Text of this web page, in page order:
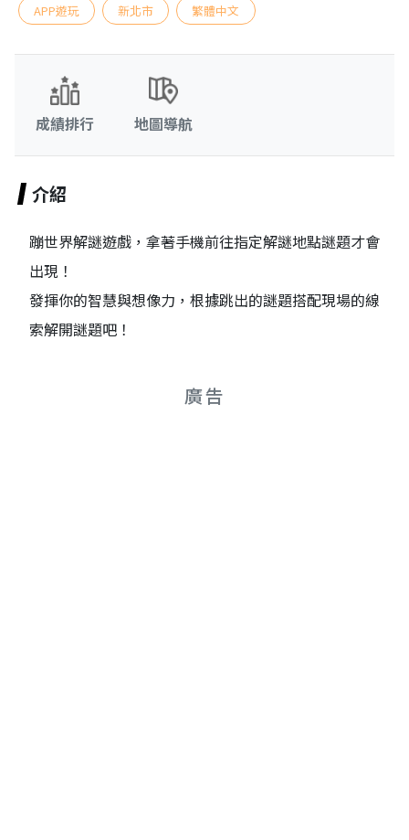
APP遊玩 新北市 繁體中文
成績排行 地圖導航
介紹
蹦世界解謎遊戲，拿著手機前往指定解謎地點謎題才會
出現！
發揮你的智慧與想像力，根據跳出的謎題搭配現場的線
索解開謎題吧！
廣告